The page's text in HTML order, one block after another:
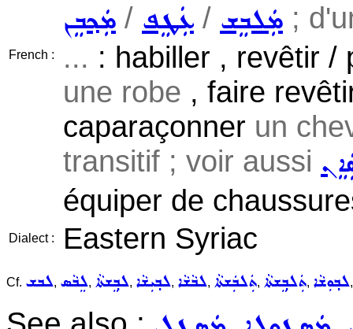
French :
ܡܲܟ݂ܒܸܢ / ܥܲܛܸܦ / ܡܲܠܒܸܫ ;
... : habiller , revêtir
une robe , faire
caparaçonner un
transitif ; voir aussi
équiper de
Dialect : Eastern Syriac
Cf. ܠܒܫ, ܠܸܒܵܣ, ܠܒ݂ܸܫܬܵܐ, ܠܒ݂ܝܼܫܵܐ, ܠܒܵܫܵܐ, ܬܲܠܒܲܫܬܵܐ, ܬܲܠܒ݂ܸܫܬܵܐ, ܠܒ݂ܘܼܫܵܐ